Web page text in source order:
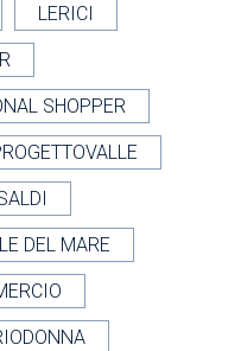
LERICI
SHOPPER
DEL MARE